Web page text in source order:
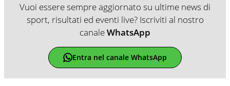
Vuoi essere sempre aggiornato su ultime news di
sport, risultati ed eventi live? Iscriviti al nostro
canaleWhatsApp
Entra nel canale WhatsApp